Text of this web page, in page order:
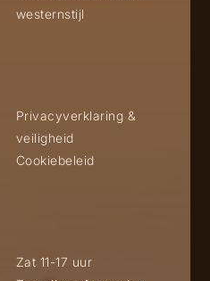
westernstijl
Privacyverklaring &
veiligheid
Cookiebeleid
Zat 11-17 uur